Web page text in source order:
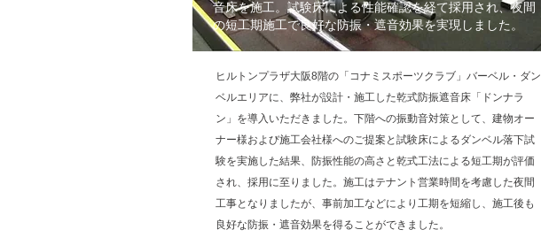
音床を施工。試験床による性能確認を経て採用され、夜間
の短工期施工で良好な防振・遮音効果を実現しました。
ヒルトンプラザ大阪8階の「コナミスポーツクラブ」バーベル・ダン
ベルエリアに、弊社が設計・施工した乾式防振遮音床「ドンナラ
ン」を導入いただきました。下階への振動音対策として、建物オー
ナー様および施工会社様へのご提案と試験床によるダンベル落下試
験を実施した結果、防振性能の高さと乾式工法による短工期が評価
され、採用に至りました。施工はテナント営業時間を考慮した夜間
工事となりましたが、事前加工などにより工期を短縮し、施工後も
良好な防振・遮音効果を得ることができました。